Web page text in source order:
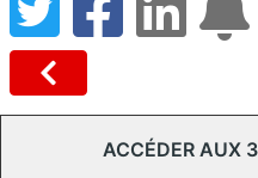
ACCÉDER AUX